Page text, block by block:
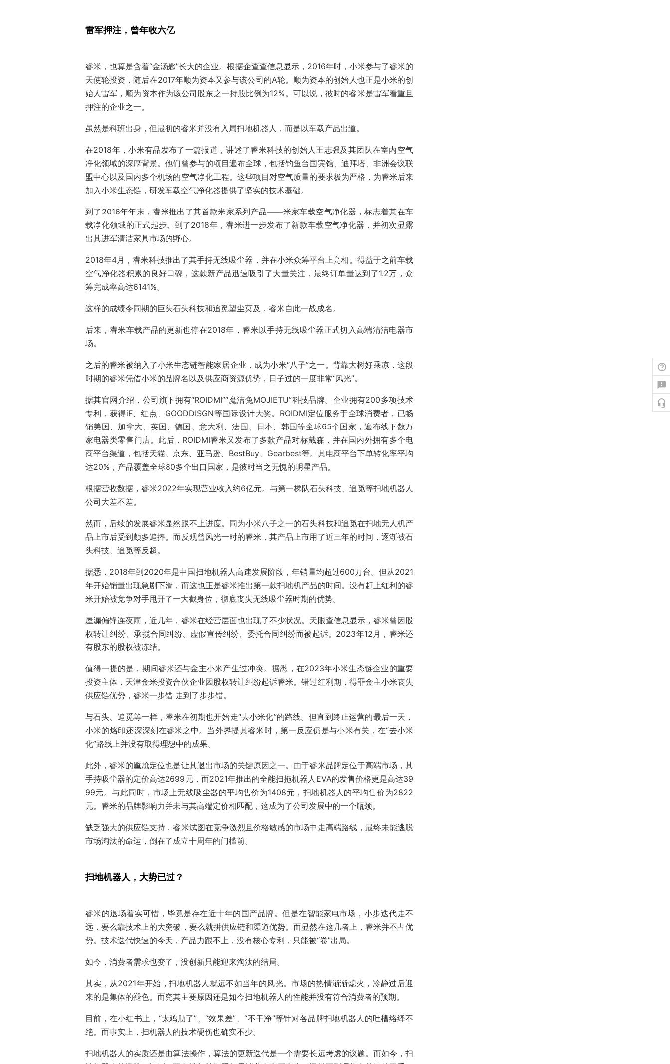
雷军押注，曾年收六亿
睿米，也算是含着“金汤匙”长大的企业。根据企查查信息显示，2016年时，小米参与了睿米的
天使轮投资，随后在2017年顺为资本又参与该公司的A轮。顺为资本的创始人也正是小米的创
始人雷军，顺为资本作为该公司股东之一持股比例为12%。可以说，彼时的睿米是雷军看重且
押注的企业之一。
虽然是科班出身，但最初的睿米并没有入局扫地机器人，而是以车载产品出道。
在2018年，小米有品发布了一篇报道，讲述了睿米科技的创始人王志强及其团队在室内空气
净化领域的深厚背景。他们曾参与的项目遍布全球，包括钓鱼台国宾馆、迪拜塔、非洲会议联
盟中心以及国内多个机场的空气净化工程。这些项目对空气质量的要求极为严格，为睿米后来
加入小米生态链，研发车载空气净化器提供了坚实的技术基础。
到了2016年年末，睿米推出了其首款米家系列产品——米家车载空气净化器，标志着其在车
载净化领域的正式起步。到了2018年，睿米进一步发布了新款车载空气净化器，并初次显露
出其进军清洁家具市场的野心。
2018年4月，睿米科技推出了其手持无线吸尘器，并在小米众筹平台上亮相。得益于之前车载
空气净化器积累的良好口碑，这款新产品迅速吸引了大量关注，最终订单量达到了1.2万，众
筹完成率高达6141%。
这样的成绩令同期的巨头石头科技和追觅望尘莫及，睿米自此一战成名。
后来，睿米车载产品的更新也停在2018年，睿米以手持无线吸尘器正式切入高端清洁电器市
场。
之后的睿米被纳入了小米生态链智能家居企业，成为小米“八子”之一。背靠大树好乘凉，这段
时期的睿米凭借小米的品牌名以及供应商资源优势，日子过的一度非常“风光”。
据其官网介绍，公司旗下拥有“ROIDMI”“魔洁兔MOJIETU”科技品牌。企业拥有200多项技术
专利，获得iF、红点、GOODDISGN等国际设计大奖。ROIDMI定位服务于全球消费者，已畅
销美国、加拿大、英国、德国、意大利、法国、日本、韩国等全球65个国家，遍布线下数万
家电器类零售门店。此后，ROIDMI睿米又发布了多款产品对标戴森，并在国内外拥有多个电
商平台渠道，包括天猫、京东、亚马逊、BestBuy、Gearbest等。其电商平台下单转化率平均
达20%，产品覆盖全球80多个出口国家，是彼时当之无愧的明星产品。
根据营收数据，睿米2022年实现营业收入约6亿元。与第一梯队石头科技、追觅等扫地机器人
公司大差不差。
然而，后续的发展睿米显然跟不上进度。同为小米八子之一的石头科技和追觅在扫地无人机产
品上市后受到颇多追捧。而反观曾风光一时的睿米，其产品上市用了近三年的时间，逐渐被石
头科技、追觅等反超。
据悉，2018年到2020年是中国扫地机器人高速发展阶段，年销量均超过600万台。但从2021
年开始销量出现急剧下滑，而这也正是睿米推出第一款扫地机产品的时间。没有赶上红利的睿
米开始被竞争对手甩开了一大截身位，彻底丧失无线吸尘器时期的优势。
屋漏偏锋连夜雨，近几年，睿米在经营层面也出现了不少状况。天眼查信息显示，睿米曾因股
权转让纠纷、承揽合同纠纷、虚假宣传纠纷、委托合同纠纷而被起诉。2023年12月，睿米还
有股东的股权被冻结。
值得一提的是，期间睿米还与金主小米产生过冲突。据悉，在2023年小米生态链企业的重要
投资主体，天津金米投资合伙企业因股权转让纠纷起诉睿米。错过红利期，得罪金主小米丧失
供应链优势，睿米一步错 走到了步步错。
与石头、追觅等一样，睿米在初期也开始走“去小米化”的路线。但直到终止运营的最后一天，
小米的烙印还深深刻在睿米之中。当外界提其睿米时，第一反应仍是与小米有关，在“去小米
化”路线上并没有取得理想中的成果。
此外，睿米的尴尬定位也是让其退出市场的关键原因之一。由于睿米品牌定位于高端市场，其
手持吸尘器的定价高达2699元，而2021年推出的全能扫拖机器人EVA的发售价格更是高达39
99元。与此同时，市场上无线吸尘器的平均售价为1408元，扫地机器人的平均售价为2822
元。睿米的品牌影响力并未与其高端定价相匹配，这成为了公司发展中的一个瓶颈。
缺乏强大的供应链支持，睿米试图在竞争激烈且价格敏感的市场中走高端路线，最终未能逃脱
市场淘汰的命运，倒在了成立十周年的门槛前。
扫地机器人，大势已过？
睿米的退场着实可惜，毕竟是存在近十年的国产品牌。但是在智能家电市场，小步迭代走不
远，要么靠技术上的大突破，要么就拼供应链和渠道优势。而显然在这几者上，睿米并不占优
势。技术迭代快速的今天，产品力跟不上，没有核心专利，只能被“卷”出局。
如今，消费者需求也变了，没创新只能迎来淘汰的结局。
其实，从2021年开始，扫地机器人就远不如当年的风光。市场的热情渐渐熄火，冷静过后迎
来的是集体的褪色。而究其主要原因还是如今扫地机器人的性能并没有符合消费者的预期。
目前，在小红书上，“太鸡肋了”、“效果差”、“不干净”等针对各品牌扫地机器人的吐槽络绎不
绝。而事实上，扫机器人的技术硬伤也确实不少。
扫地机器人的实质还是由算法操作，算法的更新迭代是一个需要长远考虑的议题。而如今，扫